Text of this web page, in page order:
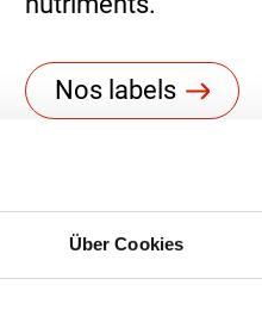
Über Cookies
Nos labels